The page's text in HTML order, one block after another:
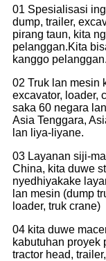
01 Spesialisasi
dump, trailer,
pirang taun, kita
pelanggan.Kita
kanggo pelanggan.
02 Truk lan mesin
excavator, loader,
saka 60 negara
Asia Tenggara,
lan liya-liyane.
03 Layanan siji-
China, kita duwe
nyedhiyakake
lan mesin (dump
loader, truk crane)
04 kita duwe
kabutuhan proyek
tractor head,